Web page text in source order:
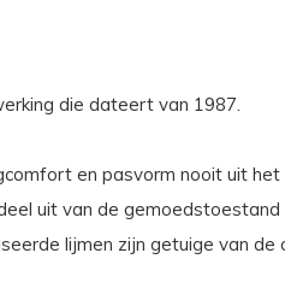
die dateert van 1987.
en pasvorm nooit uit het
uit van de gemoedstoestand
lijmen zijn getuige van de